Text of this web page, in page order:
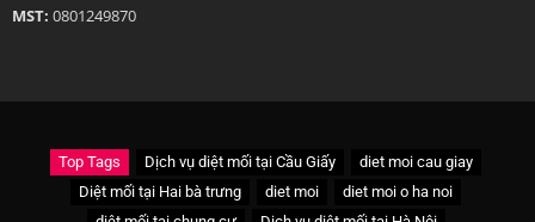
MST: 0801249870
Top Tags Dịch vụ diệt mối tại Cầu Giấy
diet moi cau giay
Diệt mối tại Hai bà trưng
diet moi
diet moi o ha noi